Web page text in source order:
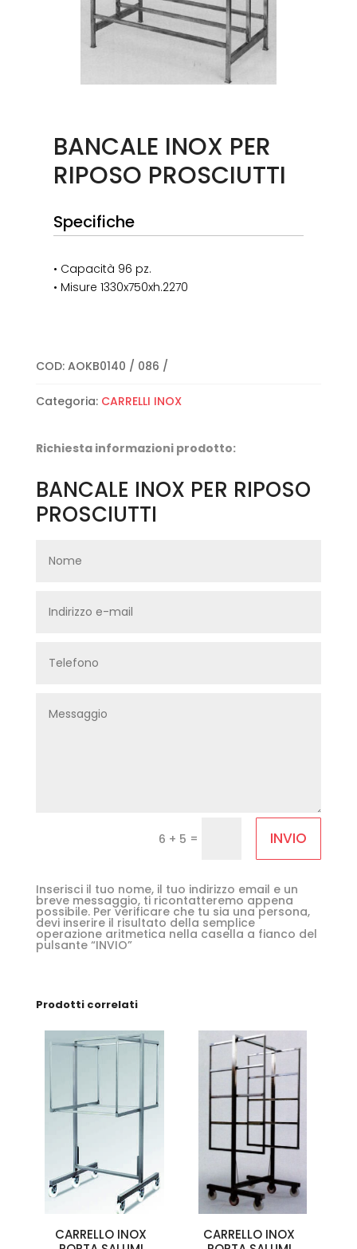
BANCALE INOX PER
RIPOSO PROSCIUTTI
Specifiche
• Capacità 96 pz.
• Misure 1330x750xh.2270
COD: AOKB0140 / 086
Categoria: CARRELLI INOX
Richiesta informazioni prodotto:
BANCALE INOX PER RIPOSO
PROSCIUTTI
6 + 5 = INVIO
Inserisci il tuo nome, il tuo indirizzo email e un
breve messaggio, ti ricontatteremo appena
possibile. Per verificare che tu sia una persona,
devi inserire il risultato della semplice
operazione aritmetica nella casella a fianco del
pulsante “INVIO”
Prodotti correlati
CARRELLO INOX
CARRELLO INOX